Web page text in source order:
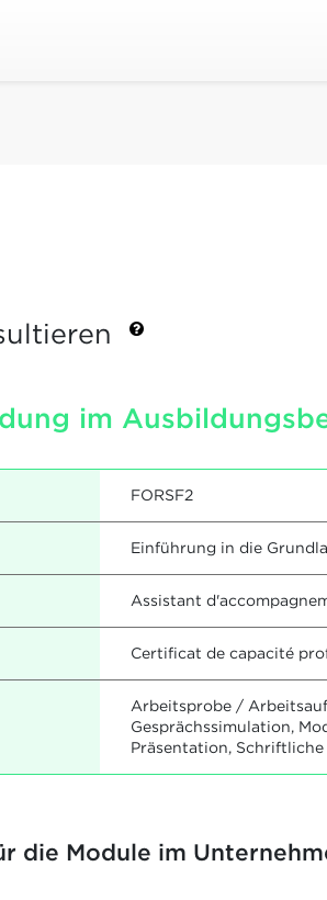
im
FORSF2
Einführung in die
Assistant
Certificat de capacité
Arbeitsprobe /
Gesprächssimulation,
Präsentation,
die Module im